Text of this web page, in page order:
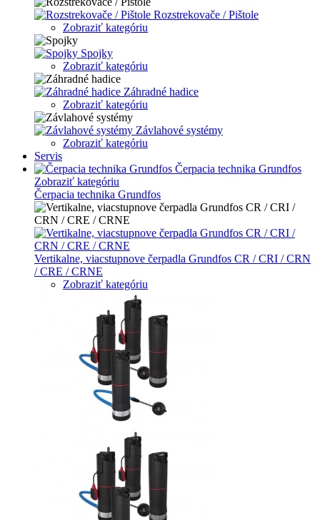
Rozstrekovače / Pištole
Zobraziť kategóriu
Spojky
Zobraziť kategóriu
Záhradné hadice
Zobraziť kategóriu
Závlahové systémy
Zobraziť kategóriu
Servis
Čerpacia technika Grundfos
Zobraziť kategóriu
Čerpacia technika Grundfos
Vertikalne, viacstupnove čerpadla Grundfos CR / CRI / CRN
/ CRE / CRNE
Zobraziť kategóriu